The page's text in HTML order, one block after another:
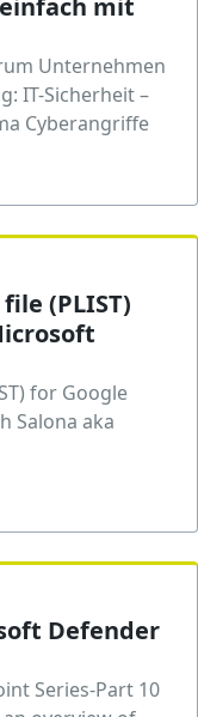
mit
Unternehmen
IT-Sicherheit –
Cyberangriffe
(PLIST)
for Google
Salona aka
Defender
Series-Part 10